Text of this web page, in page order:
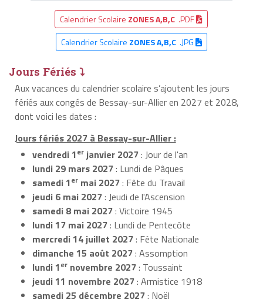
Calendrier Scolaire ZONES A,B,C .PDF
Calendrier Scolaire ZONES A,B,C.JPG
Jours Fériés ⤵
Aux vacances du calendrier scolaire s’ajoutent les jours
fériés aux congés de Bessay-sur-Allier en 2027 et 2028,
dont voici les dates :
Jours fériés 2027 à Bessay-sur-Allier :
vendredi 1er janvier 2027: Jour de l'an
lundi 29 mars 2027: Lundi de Pâques
samedi 1er mai 2027: Fête du Travail
jeudi 6 mai 2027: Jeudi de l'Ascension
samedi 8 mai 2027: Victoire 1945
lundi 17 mai 2027: Lundi de Pentecôte
mercredi 14 juillet 2027: Fête Nationale
dimanche 15 août 2027: Assomption
lundi 1er novembre 2027: Toussaint
jeudi 11 novembre 2027: Armistice 1918
samedi 25 décembre 2027: Noël